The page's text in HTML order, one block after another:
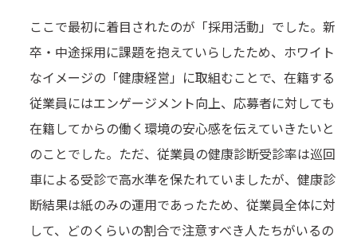
ここで最初に着目されたのが「採用活動」でした。新
卒・中途採用に課題を抱えていらしたため、ホワイト
なイメージの「健康経営」に取組むことで、在籍する
従業員にはエンゲージメント向上、応募者に対しても
在籍してからの働く環境の安心感を伝えていきたいと
のことでした。ただ、従業員の健康診断受診率は巡回
車による受診で高水準を保たれていましたが、健康診
断結果は紙のみの運用であったため、従業員全体に対
して、どのくらいの割合で注意すべき人たちがいるの